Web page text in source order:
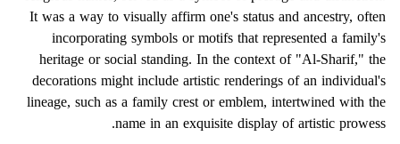
It was a way to visually affirm one's status and ancestry, often
incorporating symbols or motifs that represented a family's
heritage or social standing. In the context of "Al-Sharif," the
decorations might include artistic renderings of an individual's
lineage, such as a family crest or emblem, intertwined with the
name in an exquisite display of artistic prowess.